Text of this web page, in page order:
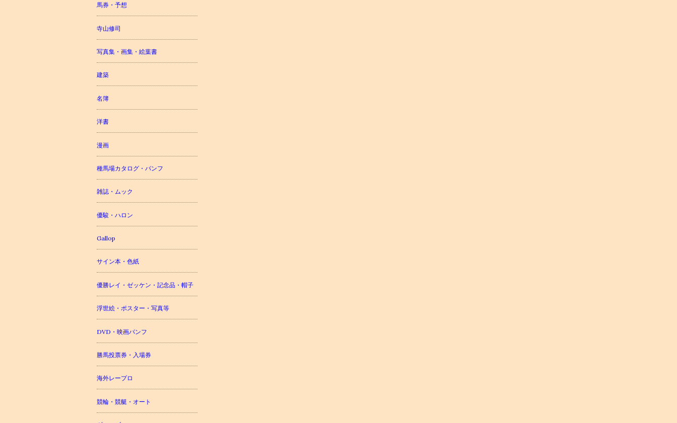
馬券・予想
寺山修司
写真集・画集・絵葉書
建築
名簿
洋書
漫画
種馬場カタログ・パンフ
雑誌・ムック
優駿・ハロン
Gallop
サイン本・色紙
優勝レイ・ゼッケン・記念品・帽子
浮世絵・ポスター・写真等
DVD・映画パンフ
勝馬投票券・入場券
海外レープロ
競輪・競艇・オート